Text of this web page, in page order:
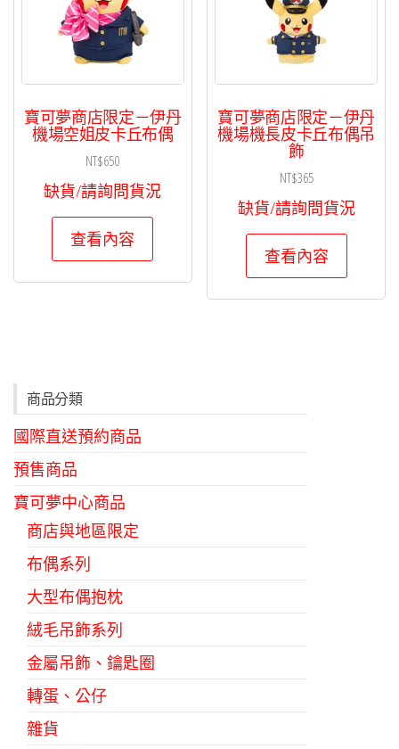
寶可夢商店限定－伊丹
機場空姐皮卡丘布偶
NT$650
缺貨/請詢問貨況
查看內容
寶可夢商店限定－伊丹
機場機長皮卡丘布偶吊
飾
NT$365
缺貨/請詢問貨況
查看內容
商品分類
國際直送預約商品
預售商品
寶可夢中心商品
商店與地區限定
布偶系列
大型布偶抱枕
絨毛吊飾系列
金屬吊飾、鑰匙圈
轉蛋、公仔
雜貨